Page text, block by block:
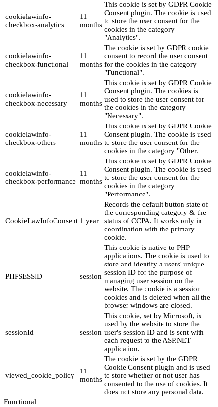
cookielawinfo-
checkbox-analytics
11
months
This cookie is set by GDPR Cookie
Consent plugin. The cookie is used
to store the user consent for the
cookies in the category
"Analytics".
cookielawinfo-
checkbox-functional
11
months
The cookie is set by GDPR cookie
consent to record the user consent
for the cookies in the category
"Functional".
cookielawinfo-
checkbox-necessary
11
months
This cookie is set by GDPR Cookie
Consent plugin. The cookies is
used to store the user consent for
the cookies in the category
"Necessary".
cookielawinfo-
checkbox-others
11
months
This cookie is set by GDPR Cookie
Consent plugin. The cookie is used
to store the user consent for the
cookies in the category "Other.
cookielawinfo-
checkbox-performance
11
months
This cookie is set by GDPR Cookie
Consent plugin. The cookie is used
to store the user consent for the
cookies in the category
"Performance".
CookieLawInfoConsent 1 year
Records the default button state of
the corresponding category & the
status of CCPA. It works only in
coordination with the primary
cookie.
PHPSESSID session
This cookie is native to PHP
applications. The cookie is used to
store and identify a users' unique
session ID for the purpose of
managing user session on the
website. The cookie is a session
cookies and is deleted when all the
browser windows are closed.
sessionId session
This cookie, set by Microsoft, is
used by the website to store the
user's session ID and is sent with
each request to the ASP.NET
application.
viewed_cookie_policy
11
months
The cookie is set by the GDPR
Cookie Consent plugin and is used
to store whether or not user has
consented to the use of cookies. It
does not store any personal data.
Functional